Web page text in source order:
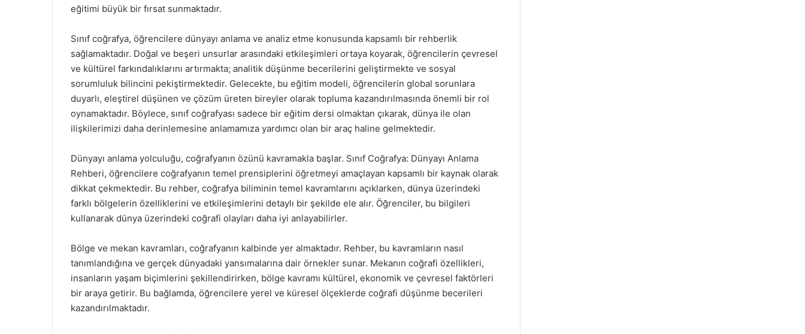
eğitimi büyük bir fırsat sunmaktadır.
Sınıf coğrafya, öğrencilere dünyayı anlama ve analiz etme konusunda kapsamlı bir rehberlik
sağlamaktadır. Doğal ve beşeri unsurlar arasındaki etkileşimleri ortaya koyarak, öğrencilerin çevresel
ve kültürel farkındalıklarını artırmakta; analitik düşünme becerilerini geliştirmekte ve sosyal
sorumluluk bilincini pekiştirmektedir. Gelecekte, bu eğitim modeli, öğrencilerin global sorunlara
duyarlı, eleştirel düşünen ve çözüm üreten bireyler olarak topluma kazandırılmasında önemli bir rol
oynamaktadır. Böylece, sınıf coğrafyası sadece bir eğitim dersi olmaktan çıkarak, dünya ile olan
ilişkilerimizi daha derinlemesine anlamamıza yardımcı olan bir araç haline gelmektedir.
Dünyayı anlama yolculuğu, coğrafyanın özünü kavramakla başlar. Sınıf Coğrafya: Dünyayı Anlama
Rehberi, öğrencilere coğrafyanın temel prensiplerini öğretmeyi amaçlayan kapsamlı bir kaynak olarak
dikkat çekmektedir. Bu rehber, coğrafya biliminin temel kavramlarını açıklarken, dünya üzerindeki
farklı bölgelerin özelliklerini ve etkileşimlerini detaylı bir şekilde ele alır. Öğrenciler, bu bilgileri
kullanarak dünya üzerindeki coğrafi olayları daha iyi anlayabilirler.
Bölge ve mekan kavramları, coğrafyanın kalbinde yer almaktadır. Rehber, bu kavramların nasıl
tanımlandığına ve gerçek dünyadaki yansımalarına dair örnekler sunar. Mekanın coğrafi özellikleri,
insanların yaşam biçimlerini şekillendirirken, bölge kavramı kültürel, ekonomik ve çevresel faktörleri
bir araya getirir. Bu bağlamda, öğrencilere yerel ve küresel ölçeklerde coğrafi düşünme becerileri
kazandırılmaktadır.